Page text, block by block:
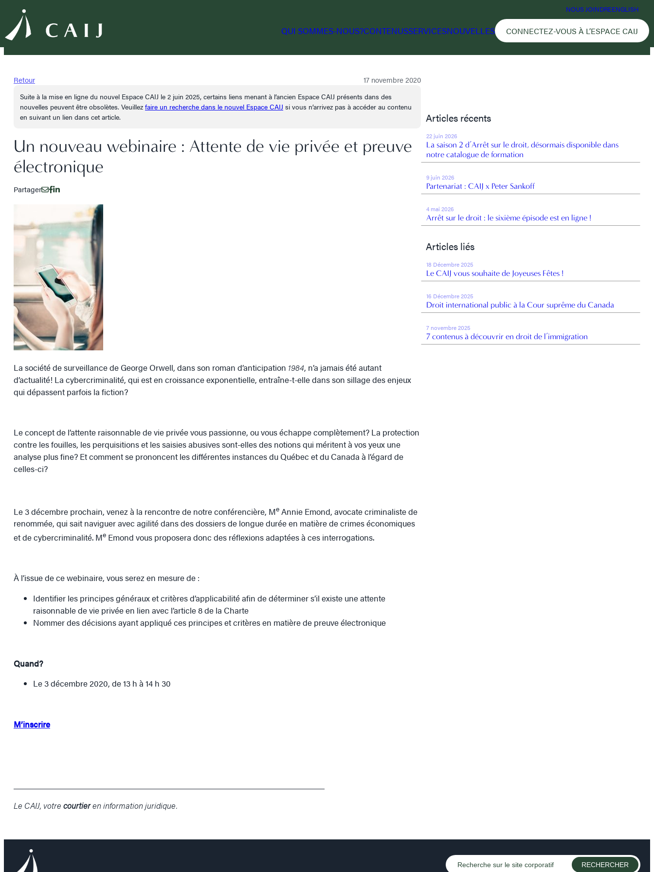
NOUS JOINDREENGLISH
QUI SOMMES-NOUS?CONTENUSSERVICESNOUVELLES CONNECTEZ-VOUS À L’ESPACE CAIJ
Retour 17 novembre 2020
Suite à la mise en ligne du nouvel Espace CAIJ le 2 juin 2025, certains liens menant à l’ancien Espace CAIJ présents dans des
nouvelles peuvent être obsolètes. Veuillez faire un recherche dans le nouvel Espace CAIJ si vous n’arrivez pas à accéder au contenu
en suivant un lien dans cet article.
Un nouveau webinaire : Attente de vie privée et preuve
électronique
Partager
La société de surveillance de George Orwell, dans son roman d’anticipation 1984, n’a jamais été autant
d’actualité! La cybercriminalité, qui est en croissance exponentielle, entraîne-t-elle dans son sillage des enjeux
qui dépassent parfois la fiction?
Le concept de l’attente raisonnable de vie privée vous passionne, ou vous échappe complètement? La protection
contre les fouilles, les perquisitions et les saisies abusives sont-elles des notions qui méritent à vos yeux une
analyse plus fine? Et comment se prononcent les différentes instances du Québec et du Canada à l’égard de
celles-ci?
Le 3 décembre prochain, venez à la rencontre de notre conférencière, Me Annie Emond, avocate criminaliste de
renommée, qui sait naviguer avec agilité dans des dossiers de longue durée en matière de crimes économiques
et de cybercriminalité. Me Emond vous proposera donc des réflexions adaptées à ces interrogations.
À l’issue de ce webinaire, vous serez en mesure de :
Identifier les principes généraux et critères d’applicabilité afin de déterminer s’il existe une attente
raisonnable de vie privée en lien avec l’article 8 de la Charte
Nommer des décisions ayant appliqué ces principes et critères en matière de preuve électronique
Quand?
Le 3 décembre 2020, de 13 h à 14 h 30
M’inscrire
Le CAIJ, votre courtieren information juridique.
Articles récents
22 juin 2026
La saison 2 d’Arrêt sur le droit, désormais disponible dans
notre catalogue de formation
9 juin 2026
Partenariat : CAIJ x Peter Sankoff
4 mai 2026
Arrêt sur le droit : le sixième épisode est en ligne !
Articles liés
18 Décembre 2025
Le CAIJ vous souhaite de Joyeuses Fêtes !
16 Décembre 2025
Droit international public à la Cour suprême du Canada
7 novembre 2025
7 contenus à découvrir en droit de l’immigration